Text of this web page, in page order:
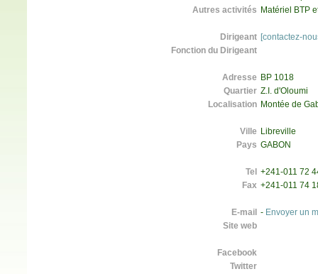
Autres activités Matériel BTP
Dirigeant [contactez-
Fonction du Dirigeant
Adresse BP 1018
Quartier Z.I. d'Oloumi
Localisation Montée de
Ville Libreville
Pays GABON
Tel
+241-011 72
Fax +241-011 74
E-mail - Envoyer un
Site web
Facebook
Twitter